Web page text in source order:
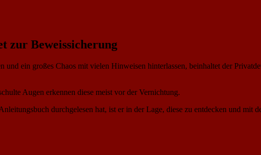
zur Beweissicherung
und ein großes Chaos mit vielen Hinweisen hinterlassen, beinhaltet der
Augen erkennen diese meist vor der Vernichtung.
durchgelesen hat, ist er in der Lage, diese zu entdecken und mit